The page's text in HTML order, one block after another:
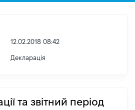
12.02.2018 08:42
Декларація
та звітний період